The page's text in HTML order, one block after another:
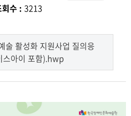
수 : 3213
술 활성화 지원사업 질의응
스아이 포함).hwp